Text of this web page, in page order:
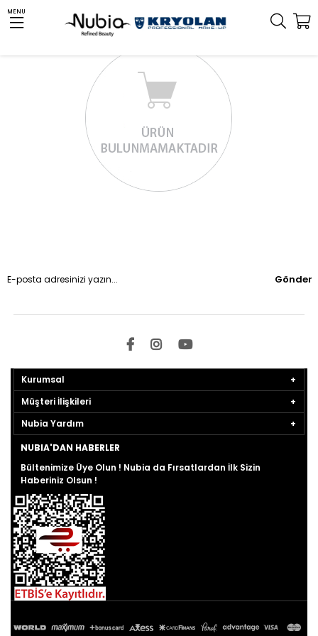
MENU
Gönder
Kurumsal
Müşteri İlişkileri
Nubia Yardım
NUBIA'DAN HABERLER
Bültenimize Üye Olun ! Nubia da Fırsatlardan İlk Sizin
Haberiniz Olsun !